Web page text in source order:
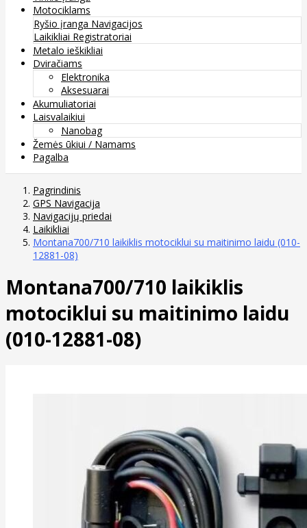
Motociklams
Ryšio įranga Navigacijos
Laikikliai Registratoriai
Metalo ieškikliai
Dviračiams
Elektronika
Aksesuarai
Akumuliatoriai
Laisvalaikiui
Nanobag
Žemės ūkiui / Namams
Pagalba
Pagrindinis
GPS Navigacija
Navigacijų priedai
Laikikliai
Montana700/710 laikiklis motociklui su maitinimo laidu (010-
12881-08)
Montana700/710 laikiklis
motociklui su maitinimo laidu
(010-12881-08)